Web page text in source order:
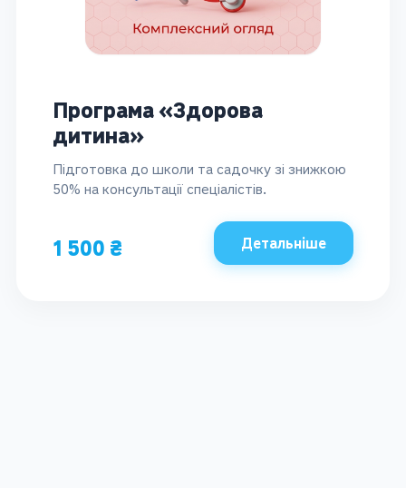
Програма «Здорова
дитина»
Підготовка до школи та садочку зі знижкою
50% на консультації спеціалістів.
1 500 ₴ Детальніше